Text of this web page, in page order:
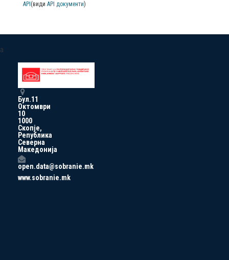
API (види API документи)
a
Бул.11
Октомври
10
1000
Скопје,
Република
Северна
Македонија
open.data@sobranie.mk
www.sobranie.mk